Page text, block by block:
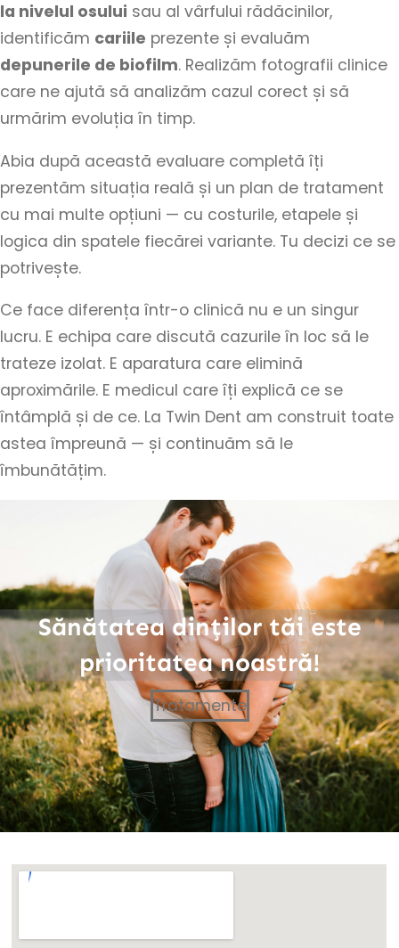
la nivelul osului sau al vârfului rădăcinilor,
identificăm cariile prezente și evaluăm
depunerile de biofilm. Realizăm fotografii clinice
care ne ajută să analizăm cazul corect și să
urmărim evoluția în timp.
Abia după această evaluare completă îți
prezentăm situația reală și un plan de tratament
cu mai multe opțiuni — cu costurile, etapele și
logica din spatele fiecărei variante. Tu decizi ce se
potrivește.
Ce face diferența într-o clinică nu e un singur
lucru. E echipa care discută cazurile în loc să le
trateze izolat. E aparatura care elimină
aproximările. E medicul care îți explică ce se
întâmplă și de ce. La Twin Dent am construit toate
astea împreună — și continuăm să le
îmbunătățim.
Sănătatea dinților tăi este
prioritatea noastră!
Tratamente